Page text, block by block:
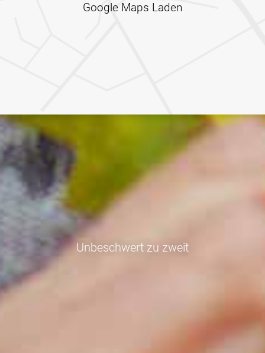
Google Maps Laden
Unbeschwert zu zweit